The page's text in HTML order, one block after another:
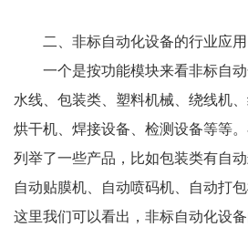
二、非标自动化设备的行业应用
一个是按功能模块来看非标自
水线、包装类、塑料机械、绕线机
烘干机、焊接设备、检测设备等等
列举了一些产品，比如包装类有自
自动贴膜机、自动喷码机、自动打
这里我们可以看出，非标自动化设备